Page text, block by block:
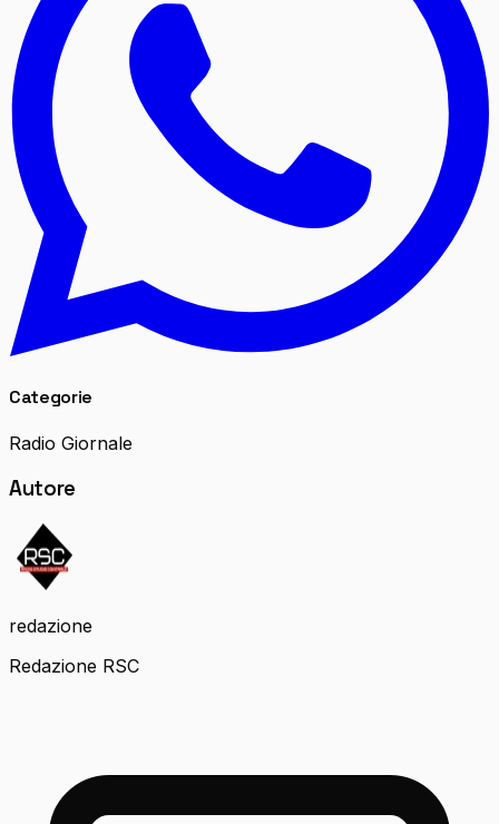
Categorie
Radio Giornale
Autore
redazione
Redazione RSC